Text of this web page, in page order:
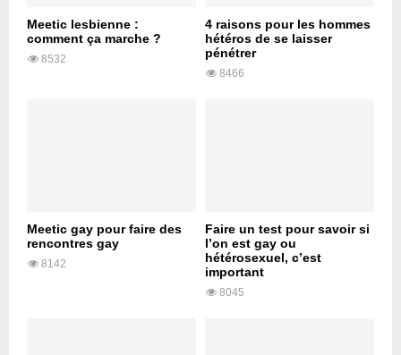
Meetic lesbienne :
comment ça marche ?
8532
4 raisons pour les hommes
hétéros de se laisser
pénétrer
8466
Meetic gay pour faire des
rencontres gay
8142
Faire un test pour savoir si
l’on est gay ou
hétérosexuel, c’est
important
8045